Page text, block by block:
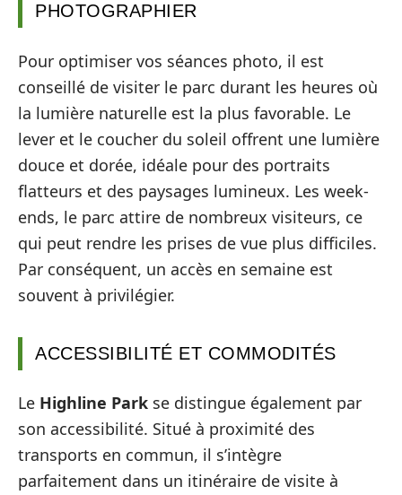
PHOTOGRAPHIER
Pour optimiser vos séances photo, il est
conseillé de visiter le parc durant les heures où
la lumière naturelle est la plus favorable. Le
lever et le coucher du soleil offrent une lumière
douce et dorée, idéale pour des portraits
flatteurs et des paysages lumineux. Les week-
ends, le parc attire de nombreux visiteurs, ce
qui peut rendre les prises de vue plus difficiles.
Par conséquent, un accès en semaine est
souvent à privilégier.
ACCESSIBILITÉ ET COMMODITÉS
Le Highline Park se distingue également par
son accessibilité. Situé à proximité des
transports en commun, il s’intègre
parfaitement dans un itinéraire de visite à